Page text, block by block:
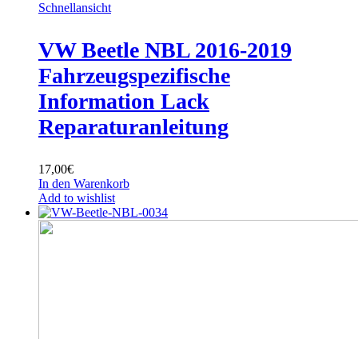
Schnellansicht
VW Beetle NBL 2016-2019
Fahrzeugspezifische
Information Lack
Reparaturanleitung
17,00€
In den Warenkorb
Add to wishlist